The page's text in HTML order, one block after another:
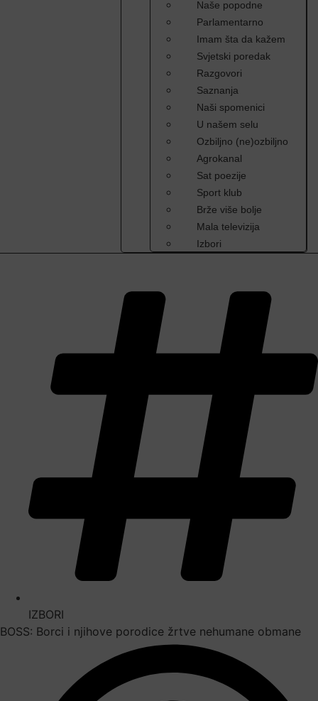
Naše popodne
Parlamentarno
Imam šta da kažem
Svjetski poredak
Razgovori
Saznanja
Naši spomenici
U našem selu
Ozbiljno (ne)ozbiljno
Agrokanal
Sat poezije
Sport klub
Brže više bolje
Mala televizija
Izbori
IZBORI
BOSS: Borci i njihove porodice žrtve nehumane obmane